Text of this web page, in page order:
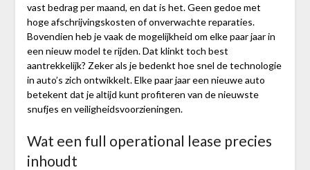
vast bedrag per maand, en dat is het. Geen gedoe met
hoge afschrijvingskosten of onverwachte reparaties.
Bovendien heb je vaak de mogelijkheid om elke paar jaar in
een nieuw model te rijden. Dat klinkt toch best
aantrekkelijk? Zeker als je bedenkt hoe snel de technologie
in auto’s zich ontwikkelt. Elke paar jaar een nieuwe auto
betekent dat je altijd kunt profiteren van de nieuwste
snufjes en veiligheidsvoorzieningen.
Wat een full operational lease precies
inhoudt